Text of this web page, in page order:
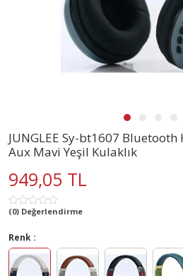
JUNGLEE Sy-bt1607
Aux Mavi Yeşil Kulaklık
949,05 TL
(0) Değerlendirme
Renk :